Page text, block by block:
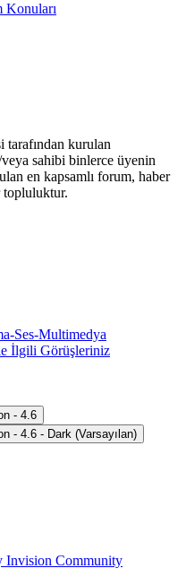
Konuları
tarafından kurulan
sahibi binlerce üyenin
en kapsamlı forum, haber
topluluktur.
Ses-Multimedya
İlgili Görüşleriniz
- 4.6
- 4.6 - Dark (Varsayılan)
Invision Community